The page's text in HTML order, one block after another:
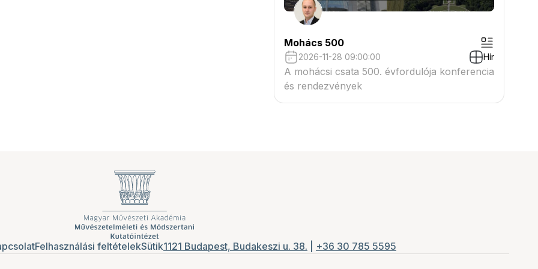
Mohács 500
2026-11-28 09:00:00 Hír
A mohácsi csata 500. évfordulója konferencia
és rendezvények
Felhasználási feltételekSütik1121 Budapest, Budakeszi u. 38. +36 30 785 5595